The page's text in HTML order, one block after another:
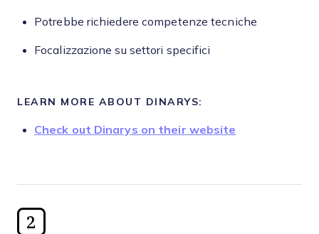
Potrebbe richiedere competenze tecniche
Focalizzazione su settori specifici
LEARN MORE ABOUT DINARYS:
Check out Dinarys on their website
2